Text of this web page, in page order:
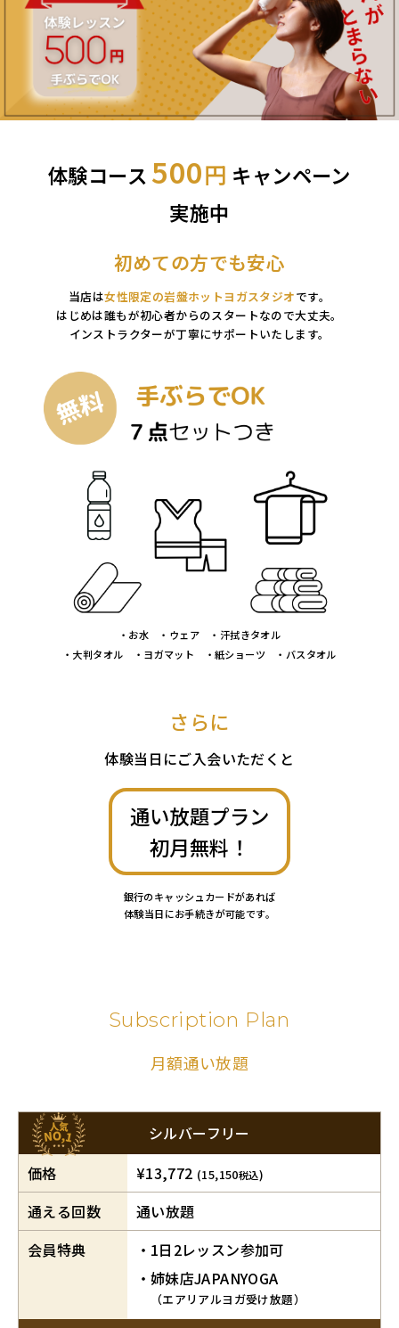
体験コース 500円 キャンペーン
実施中
初めての方でも安心
当店は女性限定の岩盤ホットヨガスタジオです。
はじめは誰もが初心者からのスタートなので大丈夫。
インストラクターが丁寧にサポートいたします。
・お水 ・ウェア ・汗拭きタオル
・大判タオル ・ヨガマット ・紙ショーツ ・バスタオル
さらに
体験当日にご入会いただくと
通い放題プラン
初月無料！
銀行のキャッシュカードがあれば
体験当日にお手続きが可能です。
Subscription Plan
月額通い放題
シルバーフリー
価格
¥13,772 (15,150税込)
通える回数
通い放題
会員特典
1日2レッスン参加可
姉妹店JAPANYOGA
（エアリアルヨガ受け放題）